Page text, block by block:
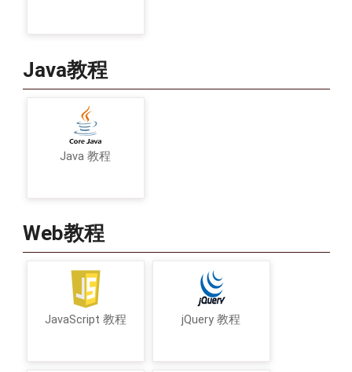
Java教程
Java 教程
Web教程
JavaScript 教程 jQuery 教程